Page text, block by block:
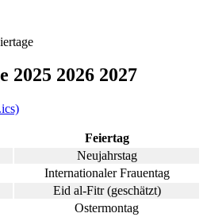
2025 2026 2027
Feiertag
Neujahrstag
Internationaler Frauentag
Eid al-Fitr (geschätzt)
Ostermontag